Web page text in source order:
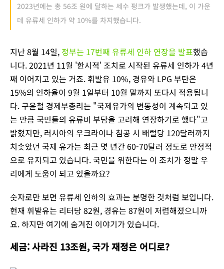
2023년에는 총 56조 원에 달하는 세수 펑크가 발생했는데, 이 가운
데 유류세 인하가 약 10%를 차지했습니다.
지난 8월 14일, 정부는 17번째 유류세 인하 연장을 발표했습
니다. 2021년 11월 '한시적' 조치로 시작된 유류세 인하가 4년
째 이어지고 있는 거죠. 휘발유 10%, 경유와 LPG 부탄은
15%의 인하율이 9월 1일부터 10월 말까지 또다시 적용됩니
다. 구윤철 경제부총리는 "국제유가의 변동성이 계속되고 있
는 만큼 국민들의 유류비 부담을 고려해 연장하기로 했다"고
밝혔지만, 러시아의 우크라이나 침공 시 배럴당 120달러까지
치솟았던 국제 유가는 최근 몇 년간 60-70달러 정도로 안정적
으로 유지되고 있습니다. 국민을 위한다는 이 조치가 정말 우
리에게 도움이 되고 있을까요?
숫자로만 보면 유류세 인하의 효과는 분명한 것처럼 보입니다.
현재 휘발유는 리터당 82원, 경유는 87원이 저렴해졌으니까
요. 하지만 여기에 숨겨진 이야기가 있습니다.
세금: 사라진 13조원, 국가 재정은 어디로?